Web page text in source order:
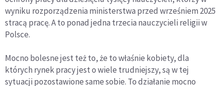
wyniku rozporządzenia ministerstwa przed wrześniem 2025
stracą pracę. A to ponad jedna trzecia nauczycieli religii w
Polsce.
Mocno bolesne jest też to, że to właśnie kobiety, dla
których rynek pracy jest o wiele trudniejszy, są w tej
sytuacji pozostawione same sobie. To działanie mocno